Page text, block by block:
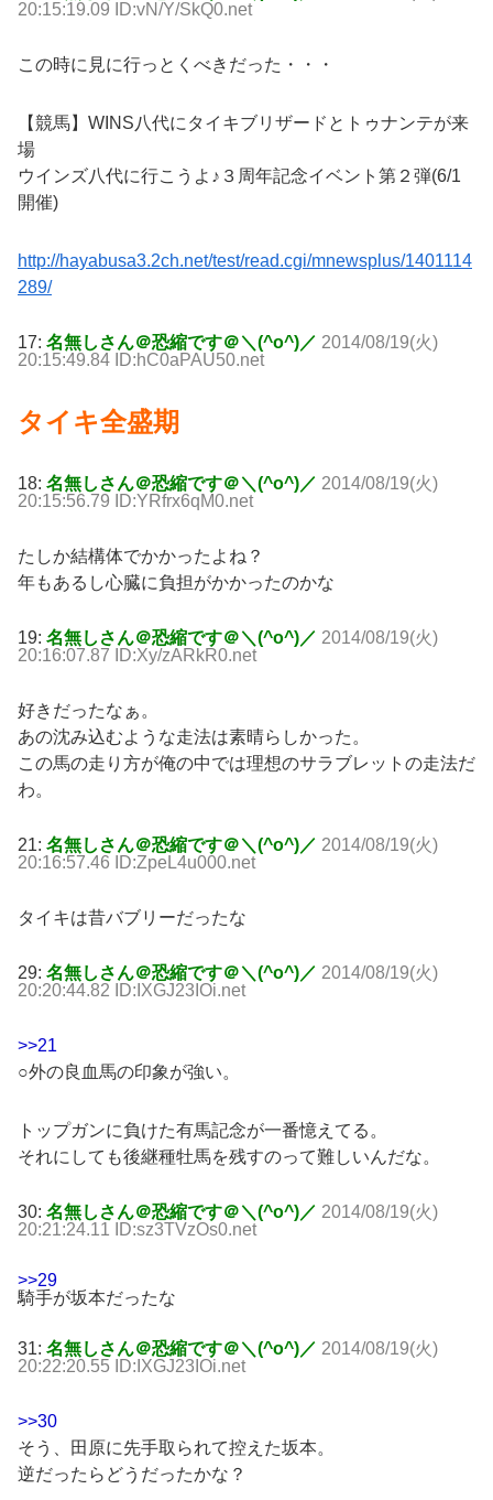
20:15:19.09 ID:vN/Y/SkQ0.net
この時に見に行っとくべきだった・・・
【競馬】WINS八代にタイキブリザードとトゥナンテが来
場
ウインズ八代に行こうよ♪３周年記念イベント第２弾(6/1
開催)
http://hayabusa3.2ch.net/test/read.cgi/mnewsplus/1401114
289/
17: 名無しさん＠恐縮です＠＼(^o^)／ 2014/08/19(火)
20:15:49.84 ID:hC0aPAU50.net
タイキ全盛期
18: 名無しさん＠恐縮です＠＼(^o^)／ 2014/08/19(火)
20:15:56.79 ID:YRfrx6qM0.net
たしか結構体でかかったよね？
年もあるし心臓に負担がかかったのかな
19: 名無しさん＠恐縮です＠＼(^o^)／ 2014/08/19(火)
20:16:07.87 ID:Xy/zARkR0.net
好きだったなぁ。
あの沈み込むような走法は素晴らしかった。
この馬の走り方が俺の中では理想のサラブレットの走法だ
わ。
21: 名無しさん＠恐縮です＠＼(^o^)／ 2014/08/19(火)
20:16:57.46 ID:ZpeL4u000.net
タイキは昔バブリーだったな
29: 名無しさん＠恐縮です＠＼(^o^)／ 2014/08/19(火)
20:20:44.82 ID:IXGJ23IOi.net
>>21
○外の良血馬の印象が強い。
トップガンに負けた有馬記念が一番憶えてる。
それにしても後継種牡馬を残すのって難しいんだな。
30: 名無しさん＠恐縮です＠＼(^o^)／ 2014/08/19(火)
20:21:24.11 ID:sz3TVzOs0.net
>>29
騎手が坂本だったな
31: 名無しさん＠恐縮です＠＼(^o^)／ 2014/08/19(火)
20:22:20.55 ID:IXGJ23IOi.net
>>30
そう、田原に先手取られて控えた坂本。
逆だったらどうだったかな？